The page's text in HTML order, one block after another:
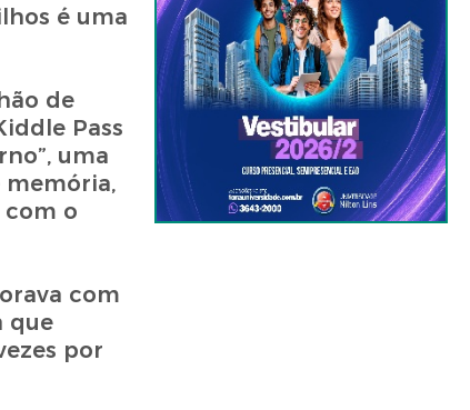
é uma
de
Pass
uma
memória,
o
com
que
por